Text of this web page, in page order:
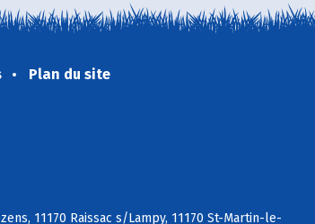
Plan du site
11170 Raissac s/Lampy, 11170 St-Martin-le-